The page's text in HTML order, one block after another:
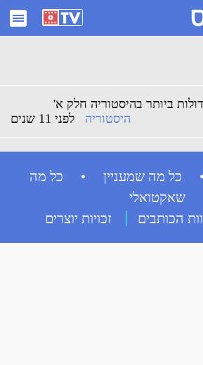
ביותר בהיסטוריה חלק א'
לפני 11 שנים
היסטוריה
כל מה שמעניין • כל מה
שאקטואלי
הכותבים
זכויות יוצרים